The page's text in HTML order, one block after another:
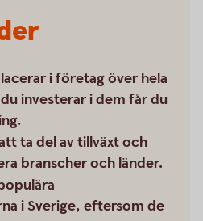
i företag över hela
investerar i dem får du
ta del av tillväxt och
branscher och länder.
i Sverige, eftersom de